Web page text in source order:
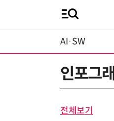
AI·SW
인포그
전체보기